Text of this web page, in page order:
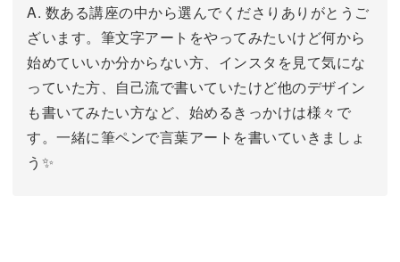
A. 数ある講座の中から選んでくださりありがとうご
ざいます。筆文字アートをやってみたいけど何から
始めていいか分からない方、インスタを見て気にな
っていた方、自己流で書いていたけど他のデザイン
も書いてみたい方など、始めるきっかけは様々で
す。一緒に筆ペンで言葉アートを書いていきましょ
う✨